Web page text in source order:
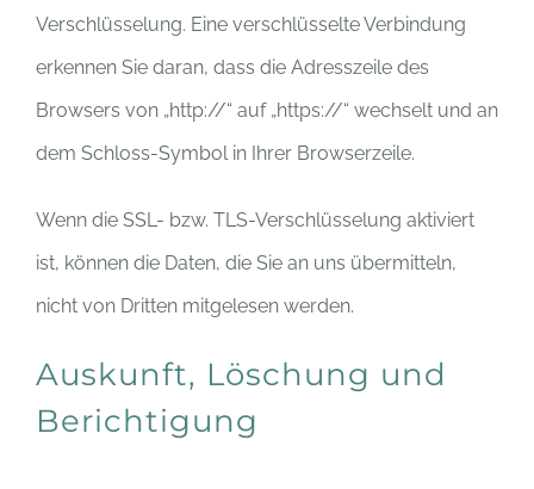
Verschlüsselung. Eine verschlüsselte Verbindung
erkennen Sie daran, dass die Adresszeile des
Browsers von „http://“ auf „https://“ wechselt und an
dem Schloss-Symbol in Ihrer Browserzeile.
Wenn die SSL- bzw. TLS-Verschlüsselung aktiviert
ist, können die Daten, die Sie an uns übermitteln,
nicht von Dritten mitgelesen werden.
Auskunft, Löschung und
Berichtigung